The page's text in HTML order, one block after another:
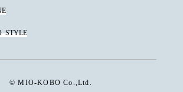
STYLE
© MIO-KOBO Co.,Ltd.